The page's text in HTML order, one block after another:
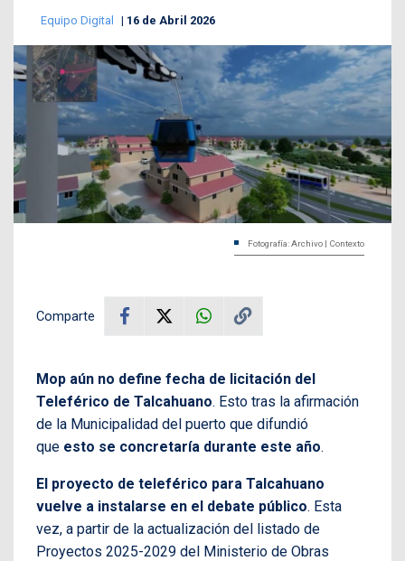
Equipo Digital 16 de Abril 2026
Fotografía: Archivo | Contexto
Comparte
Mop aún no define fecha de licitación del
Teleférico de Talcahuano. Esto tras la afirmación
de la Municipalidad del puerto que difundió
que esto se concretaría durante este año.
El proyecto de teleférico para Talcahuano
vuelve a instalarse en el debate público. Esta
vez, a partir de la actualización del listado de
Proyectos 2025-2029 del Ministerio de Obras